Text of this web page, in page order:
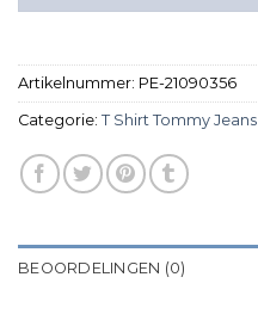
Artikelnummer: PE-21090356
Categorie: T Shirt Tommy Jeans
BEOORDELINGEN (0)